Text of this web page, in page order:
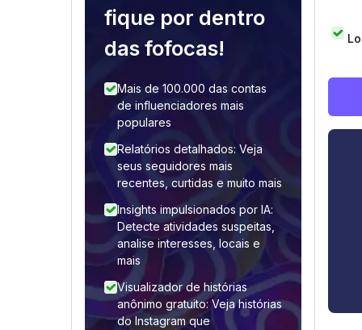
fique por dentro
das fofocas!
Mais de 100.000 das contas
de influenciadores mais
populares
Relatórios detalhados: Veja
seus seguidores mais
recentes, curtidas e muito mais
Insights impulsionados por IA:
Detecte atividades suspeitas,
analise interesses, locais e
mais
Visualizador de histórias
anônimo gratuito: Veja histórias
do Instagram que